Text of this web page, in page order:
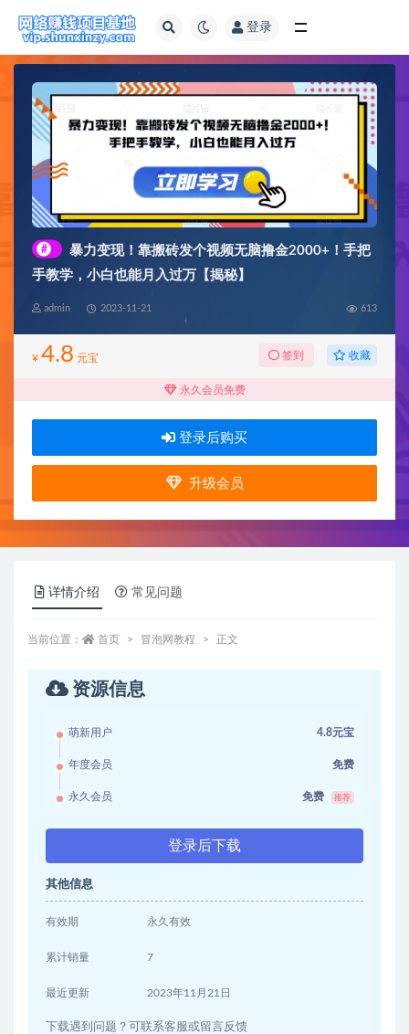
登录
#
暴力变现！靠搬砖发个视频无脑撸金2000+！手把
手教学，小白也能月入过万【揭秘】
admin 2023-11-21 613
¥ 4.8 元宝 签到 收藏
永久会员免费
登录后购买
升级会员
详情介绍 常见问题
当前位置： 首页 冒泡网教程 正文
资源信息
萌新用户 4.8元宝
年度会员 免费
永久会员 免费 推荐
登录后下载
其他信息
有效期 永久有效
累计销量 7
最近更新 2023年11月21日
下载遇到问题？可联系客服或留言反馈